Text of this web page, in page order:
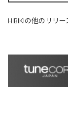
HIBIKIの他のリリー